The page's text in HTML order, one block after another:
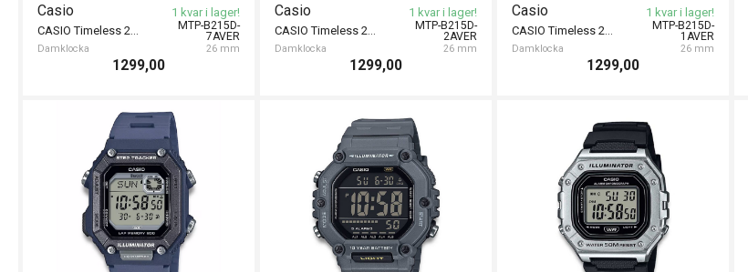
MTP-B215D-
7AVER
Casio
Damklocka 26 mm
1 kvar i lager!
1299,00
MTP-B215D-
2AVER
Casio
Damklocka 26 mm
1 kvar i lager!
1299,00
MTP-B215D-
1AVER
Casio
Damklocka 26 mm
1 kvar i lager!
1299,00